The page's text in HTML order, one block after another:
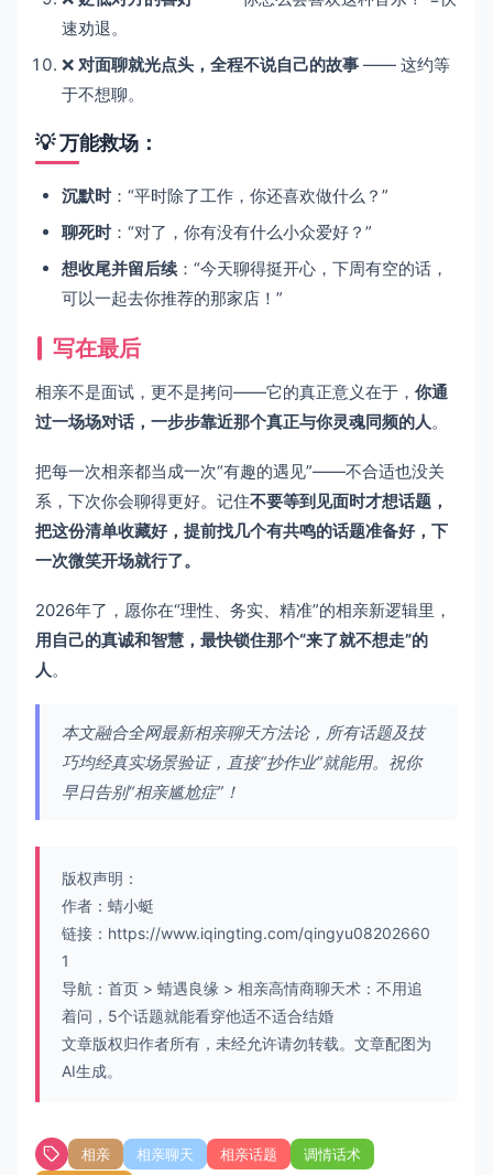
速劝退。
❌ 对面聊就光点头，全程不说自己的故事 —— 这约等
于不想聊。
💡 万能救场：
沉默时：“平时除了工作，你还喜欢做什么？”
聊死时：“对了，你有没有什么小众爱好？”
想收尾并留后续：“今天聊得挺开心，下周有空的话，
可以一起去你推荐的那家店！”
写在最后
相亲不是面试，更不是拷问——它的真正意义在于， 你通
过一场场对话，一步步靠近那个真正与你灵魂同频的人 。
把每一次相亲都当成一次“有趣的遇见”——不合适也没关
系，下次你会聊得更好。记住不要等到见面时才想话题，
把这份清单收藏好，提前找几个有共鸣的话题准备好，下
一次微笑开场就行了。
2026年了，愿你在“理性、务实、精准”的相亲新逻辑里，
用自己的真诚和智慧，最快锁住那个“来了就不想走”的
人 。
本文融合全网最新相亲聊天方法论，所有话题及技
巧均经真实场景验证，直接“抄作业”就能用。祝你
早日告别“相亲尴尬症”！
版权声明：
作者：蜻小蜓
链接： https://www.iqingting.com/qingyu08202660
1
导航： 首页 > 蜻遇良缘 > 相亲高情商聊天术：不用追
着问，5个话题就能看穿他适不适合结婚
文章版权归作者所有，未经允许请勿转载。文章配图为
AI生成。
相亲 相亲聊天 相亲话题
调情话术